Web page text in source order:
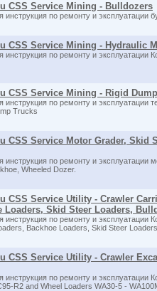
CSS Service Mining - Bulldozers
инструкция по ремонту и эксплуатации
CSS Service Mining - Hydraulic
инструкция по ремонту и эксплуатации
CSS Service Mining - Rigid
инструкция по ремонту и эксплуатации
Trucks
CSS Service Motor Grader, Skid
инструкция по ремонту и эксплуатации
Wheeled Dozer.
CSS Service Utility - Crawler
Loaders, Skid Steer Loaders,
инструкция по ремонту и эксплуатации
Backhoe Loaders, Skid Steer
CSS Service Utility - Crawler
инструкция по ремонту и эксплуатации
R2 and Wheel Loaders WA30-5 -